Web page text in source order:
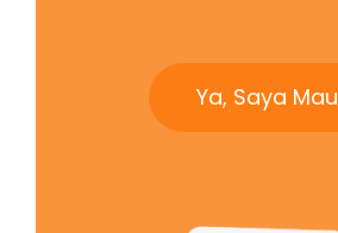
Ya, Saya Mau